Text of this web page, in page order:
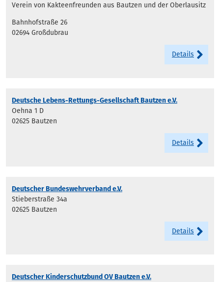
Verein von Kakteenfreunden aus Bautzen und der Oberlausitz
Bahnhofstraße 26
02694 Großdubrau
Details
Deutsche Lebens-Rettungs-Gesellschaft Bautzen e.V.
Oehna 1 D
02625 Bautzen
Details
Deutscher Bundeswehrverband e.V.
Stieberstraße 34a
02625 Bautzen
Details
Deutscher Kinderschutzbund OV Bautzen e.V.